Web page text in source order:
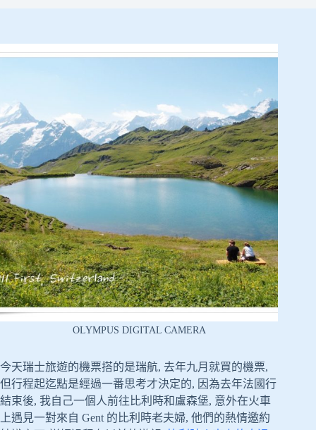
OLYMPUS DIGITAL CAMERA
今天瑞士旅遊的機票搭的是瑞航, 去年九月就買的機票,
但行程起迄點是經過一番思考才決定的, 因為去年法國行
結束後, 我自己一個人前往比利時和盧森堡, 意外在火車
上遇見一對來自 Gent 的比利時老夫婦, 他們的熱情邀約